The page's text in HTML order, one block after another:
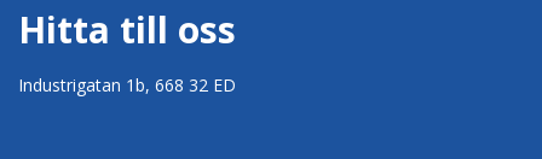
Hitta till oss
Industrigatan 1b, 668 32 ED